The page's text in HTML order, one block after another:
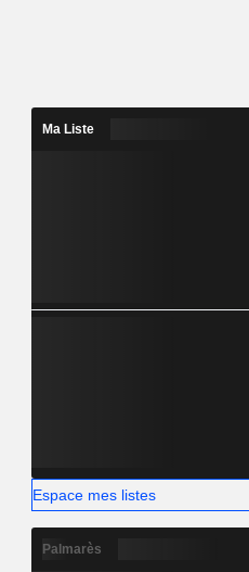
Ma Liste
Espace mes listes
Palmarès